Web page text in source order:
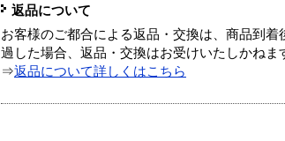
返品について
お客様のご都合による返品・交換は、商品到
過した場合、返品・交換はお受けいたしかねま
⇒返品について詳しくはこちら